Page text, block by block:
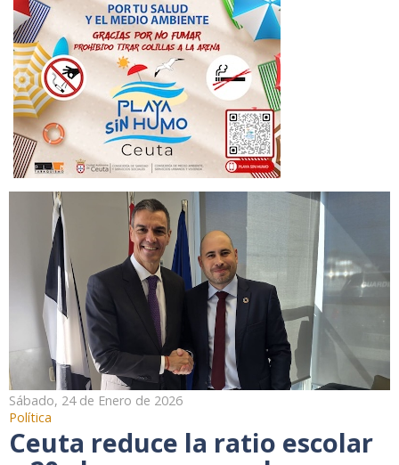
Sábado, 24 de Enero de 2026
Política
Ceuta reduce la ratio escolar